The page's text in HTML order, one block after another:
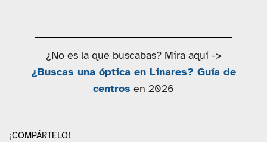
¿No es la que buscabas? Mira aquí ->
¿Buscas una óptica en Linares? Guía de
centros en 2026
¡COMPÁRTELO!